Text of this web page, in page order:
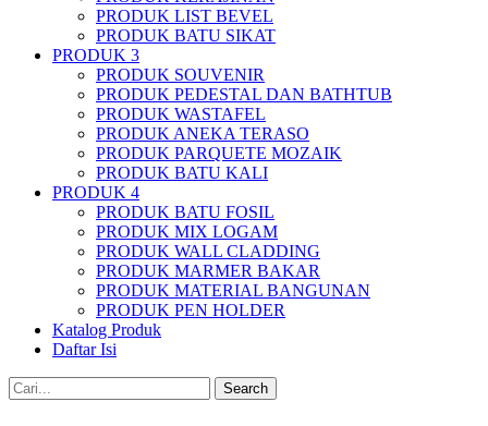
PRODUK LIST BEVEL
PRODUK BATU SIKAT
PRODUK 3
PRODUK SOUVENIR
PRODUK PEDESTAL DAN BATHTUB
PRODUK WASTAFEL
PRODUK ANEKA TERASO
PRODUK PARQUETE MOZAIK
PRODUK BATU KALI
PRODUK 4
PRODUK BATU FOSIL
PRODUK MIX LOGAM
PRODUK WALL CLADDING
PRODUK MARMER BAKAR
PRODUK MATERIAL BANGUNAN
PRODUK PEN HOLDER
Katalog Produk
Daftar Isi
Search